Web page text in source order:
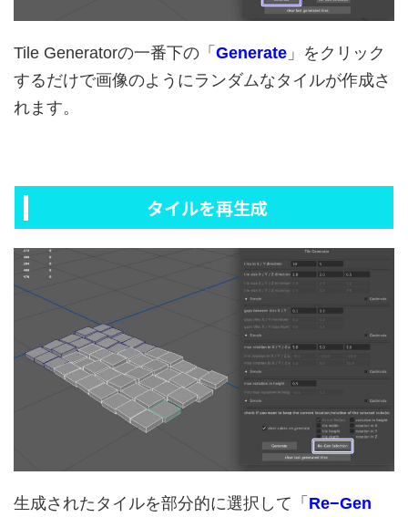
Tile Generatorの一番下の「 Generate 」をクリック
するだけで画像のようにランダムなタイルが作成さ
れます。
タイルを再生成
生成されたタイルを部分的に選択して「 Re−Gen